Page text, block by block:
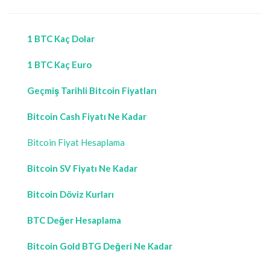
1 BTC Kaç Dolar
1 BTC Kaç Euro
Geçmiş Tarihli Bitcoin Fiyatları
Bitcoin Cash Fiyatı Ne Kadar
Bitcoin Fiyat Hesaplama
Bitcoin SV Fiyatı Ne Kadar
Bitcoin Döviz Kurları
BTC Değer Hesaplama
Bitcoin Gold BTG Değeri Ne Kadar